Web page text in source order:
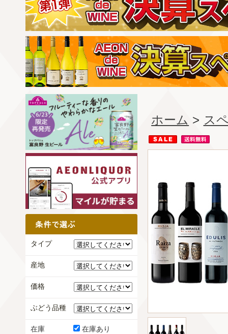
ホーム > ス
タイプ
産地
価格
ぶどう品種
在庫 在庫あり